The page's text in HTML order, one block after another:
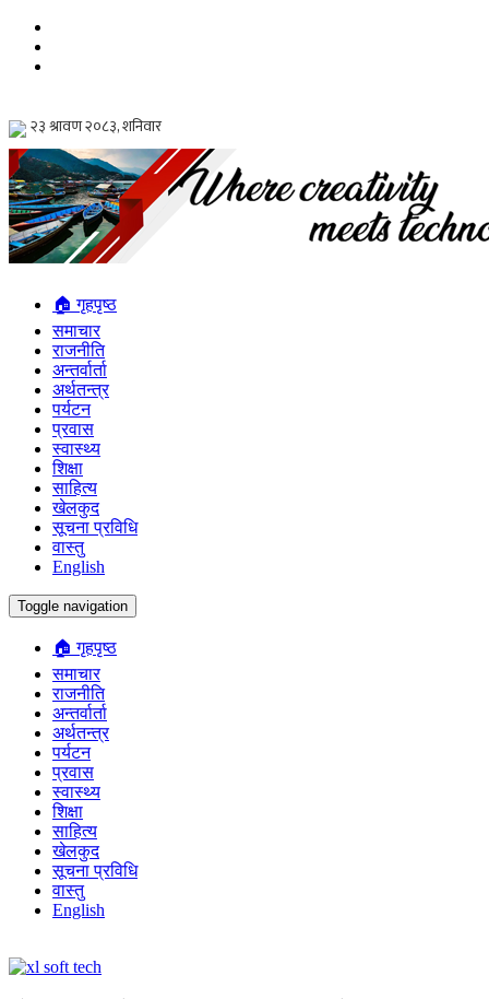
🏠 गृहपृष्ठ
समाचार
राजनीति
अन्तर्वार्ता
अर्थतन्त्र
पर्यटन
प्रवास
स्वास्थ्य
शिक्षा
साहित्य
खेलकुद
सूचना प्रविधि
वास्तु
English
Toggle navigation
🏠 गृहपृष्ठ
समाचार
राजनीति
अन्तर्वार्ता
अर्थतन्त्र
पर्यटन
प्रवास
स्वास्थ्य
शिक्षा
साहित्य
खेलकुद
सूचना प्रविधि
वास्तु
English